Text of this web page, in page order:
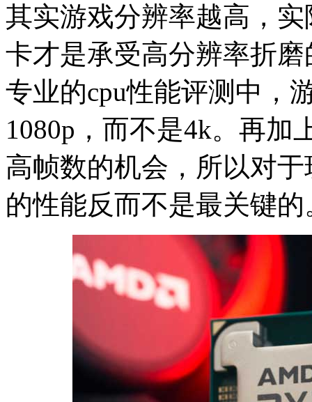
其实游戏分辨率越高，
卡才是承受高分辨率折
专业的cpu性能评测中，
1080p，而不是4k。再加
高帧数的机会，所以对
的性能反而不是最关键的